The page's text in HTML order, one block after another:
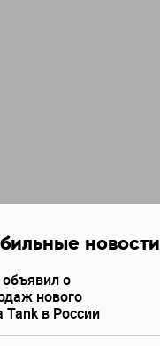
новости
о
нового
Tank в России